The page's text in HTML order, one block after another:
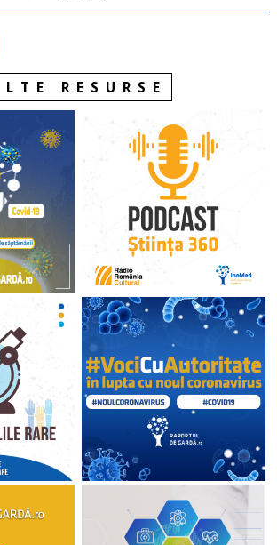
RESURSE